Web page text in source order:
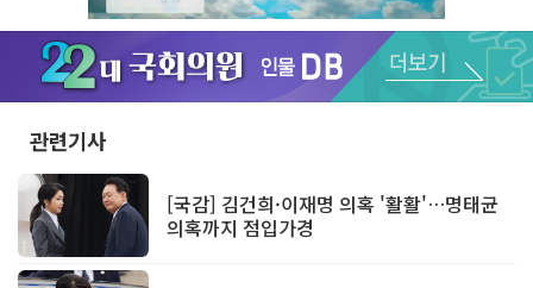
Unmute
관련기사
[국감] 김건희·이재명 의혹 '활활'…명태균
의혹까지 점입가경